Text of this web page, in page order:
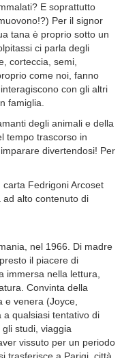
E soprattutto
Per il signor
tana è proprio sotto un
ci parla degli
corteccia, semi,
come noi, fanno
con gli altri
famiglia.
degli animali e della
tempo trascorso in
divertendosi! Per
Fedrigoni Arcoset
ad alto contenuto di
nel 1966. Di madre
il piacere di
immersa nella lettura,
Convinta della
e venera (Joyce,
qualsiasi tentativo di
studi, viaggia
vissuto per un periodo